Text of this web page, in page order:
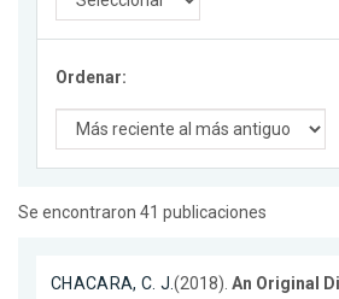
Ordenar:
Se encontraron 41 publicaciones
CHACARA, C. J.(2018).An Original